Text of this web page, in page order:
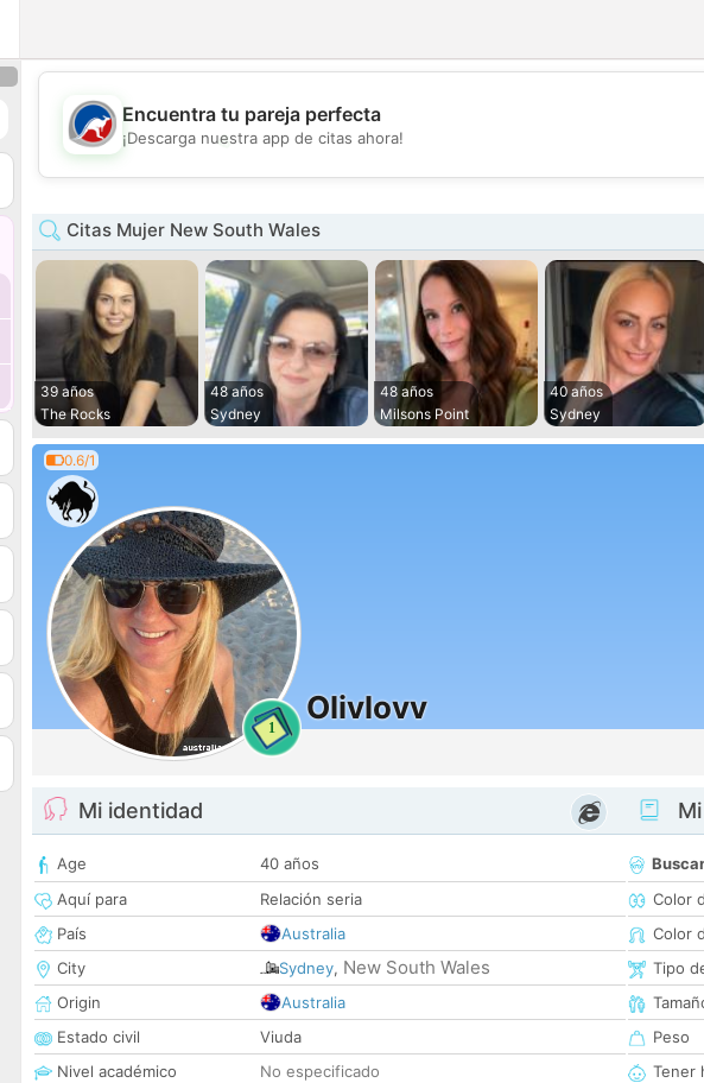
💕
Encuentra tu pareja perfecta
¡Descarga nuestra app de citas ahora!
Citas Mujer New South Wales
39 años
The Rocks
48 años
Sydney
48 años
Milsons Point
40 años
Sydney
0.6/1
1
Olivlovv
Mi identidad
Age
40 años
Aquí para
Relación seria
País
Australia
City
Sydney, New South Wales
Origin
Australia
Estado civil
Viuda
Nivel académico
No especificado
Color
Color
Tipo
Peso
Tener